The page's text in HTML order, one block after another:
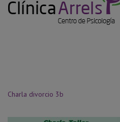
Blog
Charla divorcio 3b